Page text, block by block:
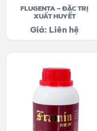
FLUGENTA – ĐẶC TRỊ
XUẤT HUYẾT
Giá: Liên hệ